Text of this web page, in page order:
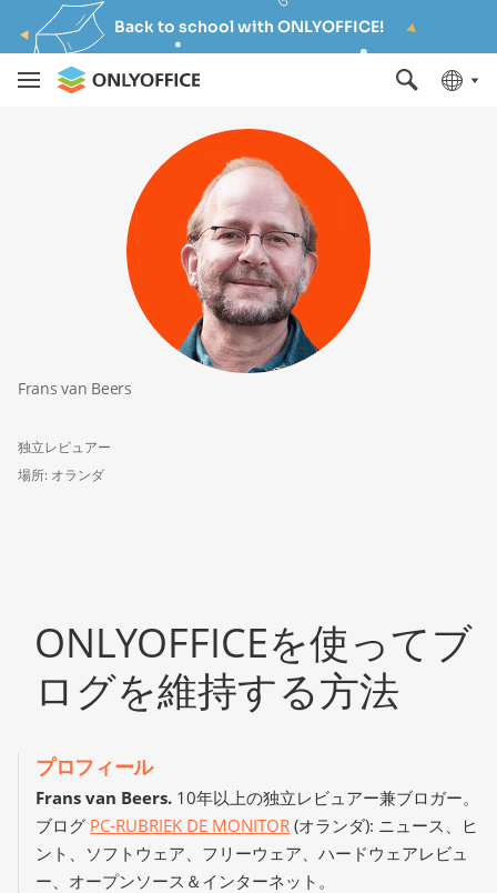
Back to school with ONLYOFFICE!
ONLYOFFICEを使ってブ
ログを維持する方法
プロフィール
Frans van Beers. 10年以上の独立レビュアー兼ブロガー。
ブログ PC-RUBRIEK DE MONITOR (オランダ): ニュース、ヒ
ント、ソフトウェア、フリーウェア、ハードウェアレビュ
ー、オープンソース＆インターネット。
Frans van Beers
独立レビュアー
場所: オランダ